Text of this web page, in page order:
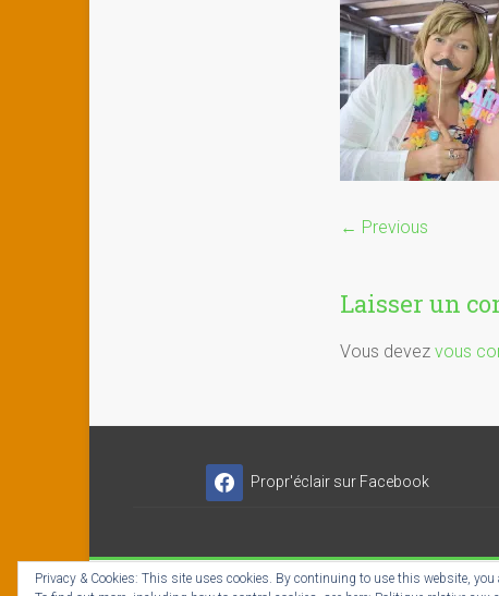
← Previous
Laisser un
Vous devez vous
Propr'éclair sur Facebook
Copyright © 2026Propr'éclair ✓ Titres-Services-
Privacy & Cookies: This site uses cookies. By continuing to use this website, you